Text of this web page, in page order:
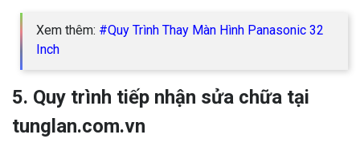
Xem thêm: #Quy Trình Thay Màn Hình Panasonic 32
Inch
5. Quy trình tiếp nhận sửa chữa tại
tunglan.com.vn